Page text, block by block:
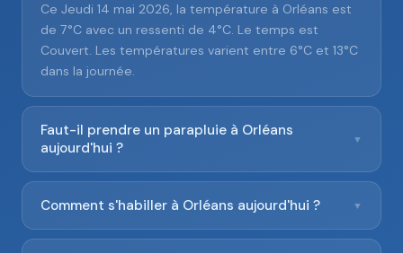
Ce Jeudi 14 mai 2026, la température à Orléans est
de 7°C avec un ressenti de 4°C. Le temps est
Couvert. Les températures varient entre 6°C et 13°C
dans la journée.
Faut-il prendre un parapluie à Orléans
aujourd'hui ?
▼
Comment s'habiller à Orléans aujourd'hui ? ▼